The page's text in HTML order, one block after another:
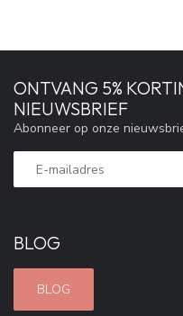
BLOG
BLOG
ONTVANG 5%
NIEUWSBRIEF
Abonneer op onze